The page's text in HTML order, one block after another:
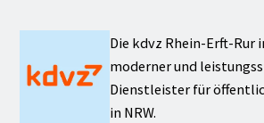
Die kdvz Rhein-Erft-Rur
moderner und
Dienstleister für
in NRW.